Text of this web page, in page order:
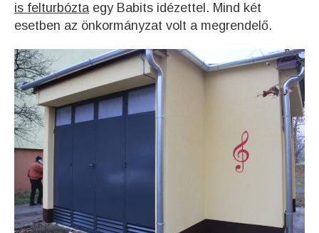
is felturbóztaegy Babits idézettel. Mind két
esetben az önkormányzat volt a megrendelő.